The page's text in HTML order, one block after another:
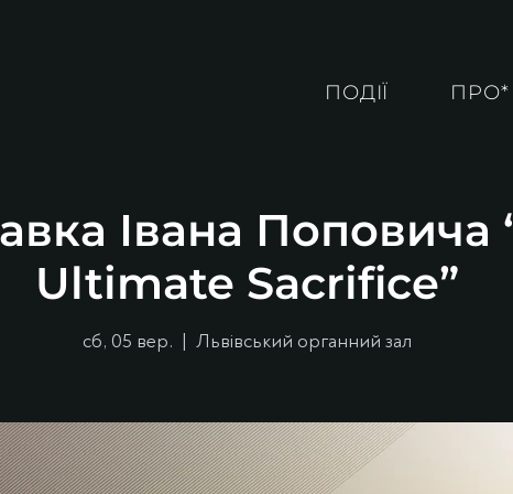
ПОДІЇ ПРО*
Івана Поповича
Ultimate Sacrifice”
сб, 05 вер.
  |
Львівський органний зал